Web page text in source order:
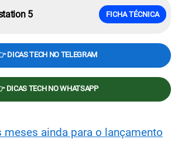
5 FICHA TÉCNICA
DICAS TECH NO TELEGRAM
DICAS TECH NO WHATSAPP
meses ainda para o lançamento